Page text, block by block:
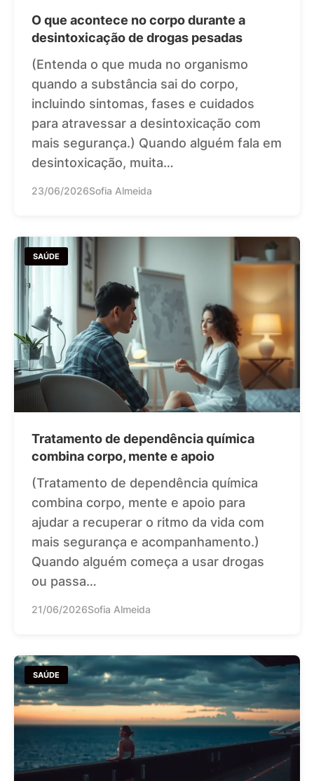
O que acontece no corpo durante a
desintoxicação de drogas pesadas
(Entenda o que muda no organismo
quando a substância sai do corpo,
incluindo sintomas, fases e cuidados
para atravessar a desintoxicação com
mais segurança.) Quando alguém fala em
desintoxicação, muita…
23/06/2026Sofia Almeida
SAÚDE
Tratamento de dependência química
combina corpo, mente e apoio
(Tratamento de dependência química
combina corpo, mente e apoio para
ajudar a recuperar o ritmo da vida com
mais segurança e acompanhamento.)
Quando alguém começa a usar drogas
ou passa…
21/06/2026Sofia Almeida
SAÚDE